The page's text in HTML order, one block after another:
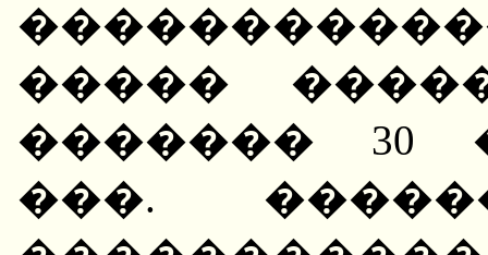
�����
������� 30
���.